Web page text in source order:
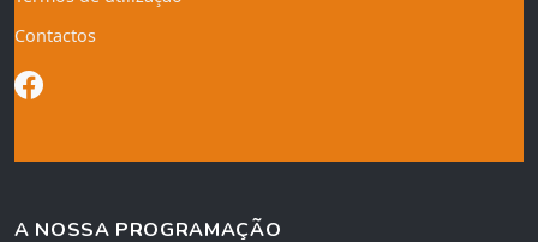
Contactos
A NOSSA PROGRAMAÇÃO